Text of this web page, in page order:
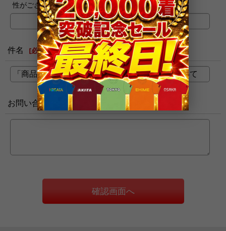
性がございます。お間違いないようご記入ください。
件名 [必須]
お問い合わせ内容
確認画面へ